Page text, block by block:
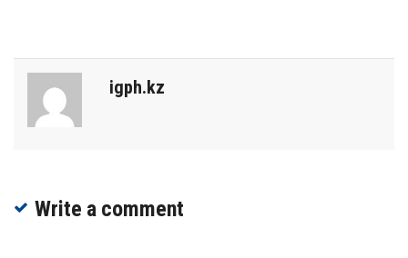
igph.kz
Write a comment